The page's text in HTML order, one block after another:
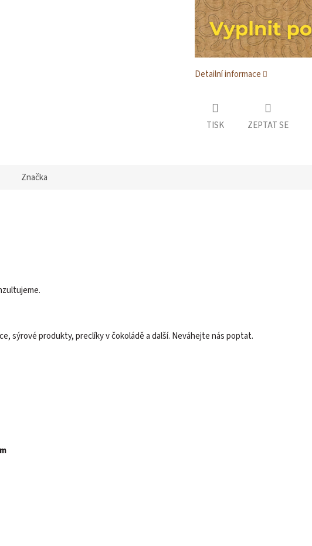
Detailní informace
TISK ZEPTAT SE
Značka
sýrové produkty, preclíky v čokoládě a další. Neváhejte nás poptat.